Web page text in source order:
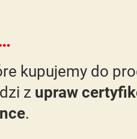
kupujemy do
z upraw
.